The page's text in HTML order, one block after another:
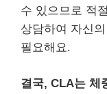
수 있으므로 적
상담하여 자신
필요해요.
결국, CLA는 체